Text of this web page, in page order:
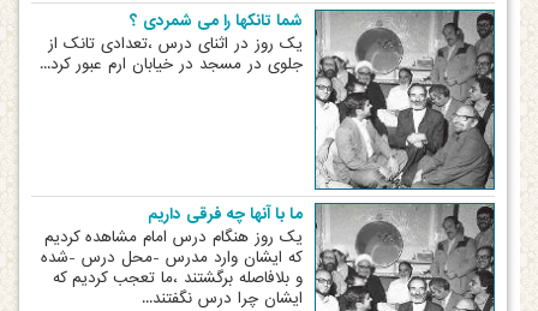
شما تانکها را می شمردی ؟
یک روز در اثنای درس ،تعدادی تانک از
جلوی در مسجد در خیابان ارم عبور کرد...
ما با آنها چه فرقی داریم
یک روز هنگام درس امام مشاهده کردیم
که ایشان وارد مدرس -محل درس -شده
و بلافاصله برگشتند ،ما تعجب کردیم که
ایشان چرا درس نگفتند...